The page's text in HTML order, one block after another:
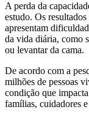
A perda da
estudo. Os
apresentam
da vida diária, como
ou levantar da cama.
De acordo com a
milhões de pessoas
condição que
famílias, cuidadores e